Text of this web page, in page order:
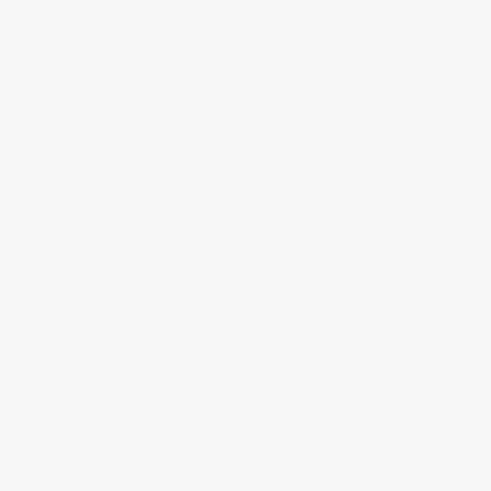
oder Skateboarden,
Atem (z.B.
schädigen und zu
und
BALANCE Buch
1mehr, CreateSpace
8 Jahre)
2018, 40 Seiten (7 Jahre)
(bis 10 Jahre)
München, Droemer,